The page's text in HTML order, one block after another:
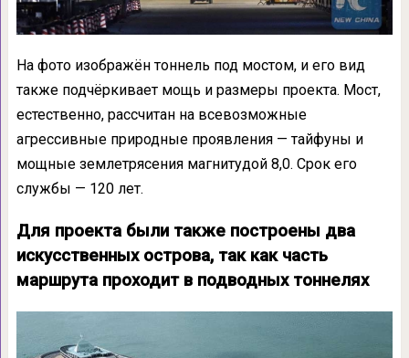
На фото изображён тоннель под мостом, и его вид
также подчёркивает мощь и размеры проекта. Мост,
естественно, рассчитан на всевозможные
агрессивные природные проявления — тайфуны и
мощные землетрясения магнитудой 8,0. Срок его
службы — 120 лет.
Для проекта были также построены два
искусственных острова, так как часть
маршрута проходит в подводных тоннелях